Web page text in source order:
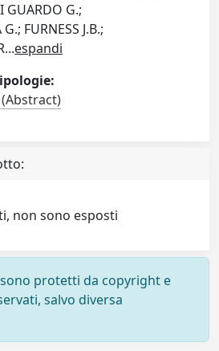
GUARDO G.;
FURNESS J.B.;
...espandi
non sono esposti
protetti da copyright e
salvo diversa